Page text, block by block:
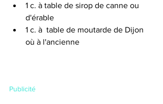
1 c. à table de sirop de canne ou
d'érable
1 c. à  table de moutarde de Dijon
où à l'ancienne
Publicité